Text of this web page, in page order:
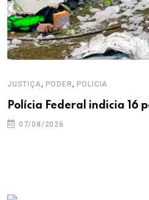
JUSTIÇA, PODER, POLICIA
Polícia Federal indicia 16
07/08/2026